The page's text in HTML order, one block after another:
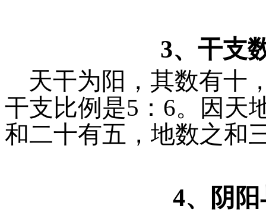
3、干支
天干为阳，其数有十
干支比例是5 ： 6。因天
和二十有五，地数之和
4、阴